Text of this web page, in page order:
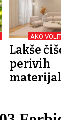
AKO
Lakše
perivih